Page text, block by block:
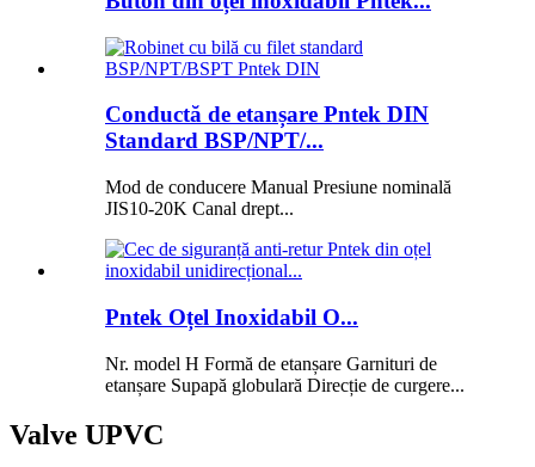
Conductă de etanșare Pntek DIN
Standard BSP/NPT/...
Mod de conducere Manual Presiune nominală
JIS10-20K Canal drept...
Pntek Oțel Inoxidabil O...
Nr. model H Formă de etanșare Garnituri de
etanșare Supapă globulară Direcție de curgere...
Valve UPVC